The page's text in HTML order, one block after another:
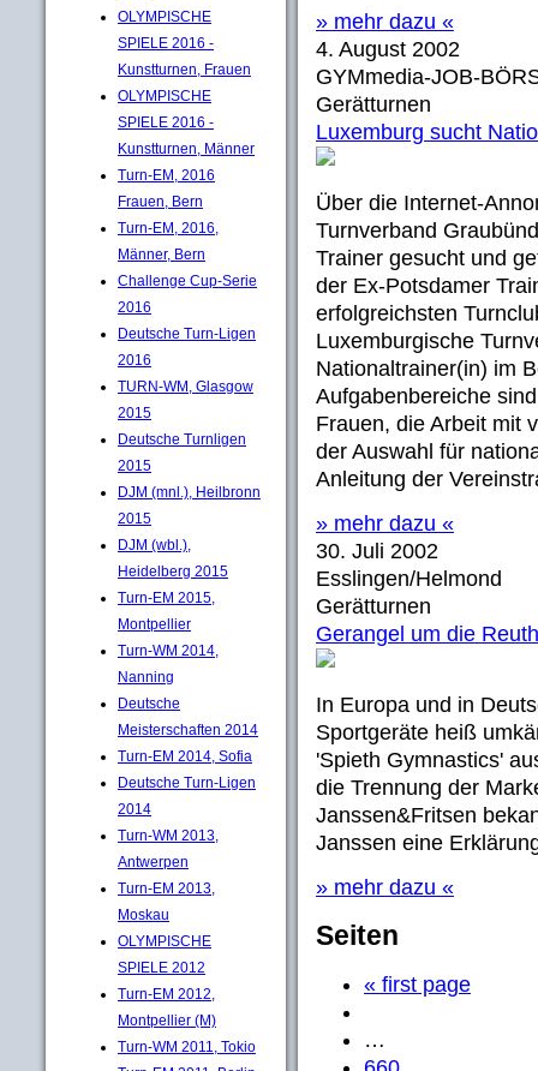
OLYMPISCHE
SPIELE 2016 -
Kunstturnen, Frauen
OLYMPISCHE
SPIELE 2016 -
Kunstturnen, Männer
Turn-EM, 2016
Frauen, Bern
Turn-EM, 2016,
Männer, Bern
Challenge Cup-Serie
2016
Deutsche Turn-Ligen
2016
TURN-WM, Glasgow
2015
Deutsche Turnligen
2015
DJM (mnl.), Heilbronn
2015
DJM (wbl.),
Heidelberg 2015
Turn-EM 2015,
Montpellier
Turn-WM 2014,
Nanning
Deutsche
Meisterschaften 2014
Turn-EM 2014, Sofia
Deutsche Turn-Ligen
2014
Turn-WM 2013,
Antwerpen
Turn-EM 2013,
Moskau
OLYMPISCHE
SPIELE 2012
Turn-EM 2012,
Montpellier (M)
Turn-WM 2011, Tokio
» mehr dazu «
4. August 2002
GYMmedia-JOB-
Gerätturnen
Luxemburg sucht
Über die Internet-
Turnverband
Trainer gesucht und
der Ex-Potsdamer
erfolgreichsten
Luxemburgische
Nationaltrainer(in) im
Aufgabenbereiche
Frauen, die Arbeit mit
der Auswahl für
Anleitung der
» mehr dazu «
30. Juli 2002
Esslingen/Helmond
Gerätturnen
Gerangel um die
In Europa und in
Sportgeräte heiß
'Spieth Gymnastics'
die Trennung der
Janssen&Fritsen
Janssen eine
» mehr dazu «
Seiten
« first page
…